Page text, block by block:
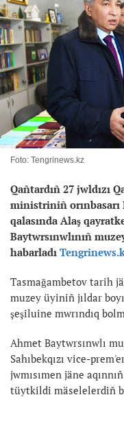
Foto: Tengrinews.kz
Qañtardıñ 27 jwldızı
ministriniñ orınbasarı
qalasında Alaş
Baytwrsınwlınıñ
habarladı
Tasmağambetov tarih
muzey üyiniñ jıldar
şeşiluine mwrındıq
Ahmet Baytwrsınwlı
Sahıbekqızı vice-
jwmısımen jäne
tüytkildi mäselelerdiñ